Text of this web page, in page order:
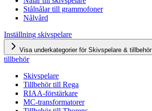
Stålnålar till grammofoner
Nålvård
Inställning skivspelare
Visa underkategorier för Skivspelare & tillbehör
tillbehör
Skivspelare
Tillbehör till Rega
RIAA-förstärkare
MC-transformatorer